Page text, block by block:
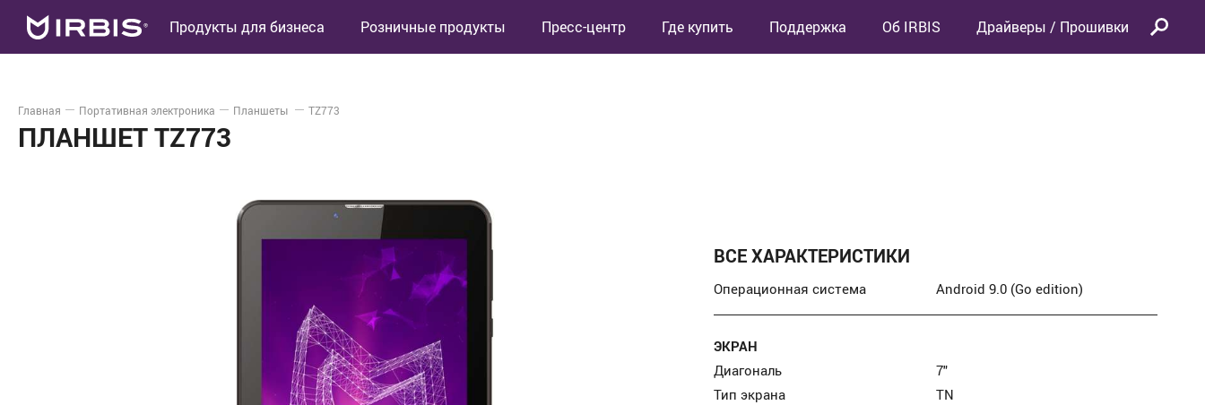
Продукты для бизнеса Розничные продукты Пресс-центр Где купить Поддержка Об IRBIS Драйверы / Прошивки
Главная Портативная электроника Планшеты TZ773
ПЛАНШЕТ TZ773
ВСЕ ХАРАКТЕРИСТИКИ
Операционная система Android 9.0 (Go edition)
ЭКРАН
Диагональ
7″
Тип экрана
TN